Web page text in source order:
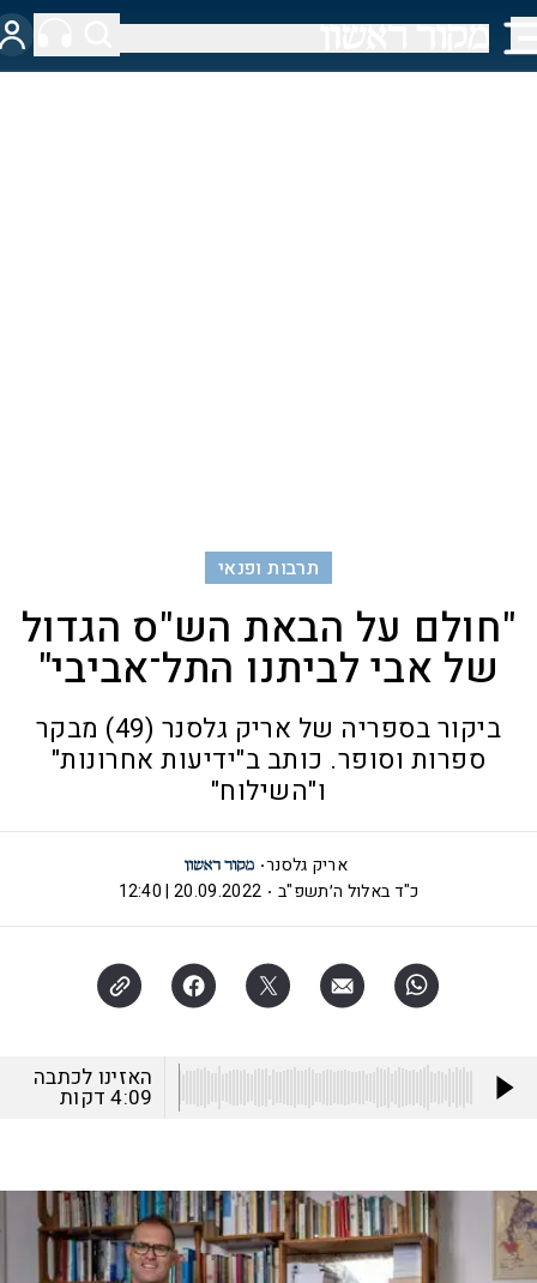
תרבות ופנאי
"חולם על הבאת הש"ס הגדול
של אבי לביתנו התל־אביבי"
ביקור בספריה של אריק גלסנר (49) מבקר
ספרות וסופר. כותב ב"ידיעות אחרונות"
ו"השילוח"
אריק גלסנר
כ"ד באלול ה׳תשפ"ב
20.09.2022 | 12:40
האזינו לכתבה
4:09דקות